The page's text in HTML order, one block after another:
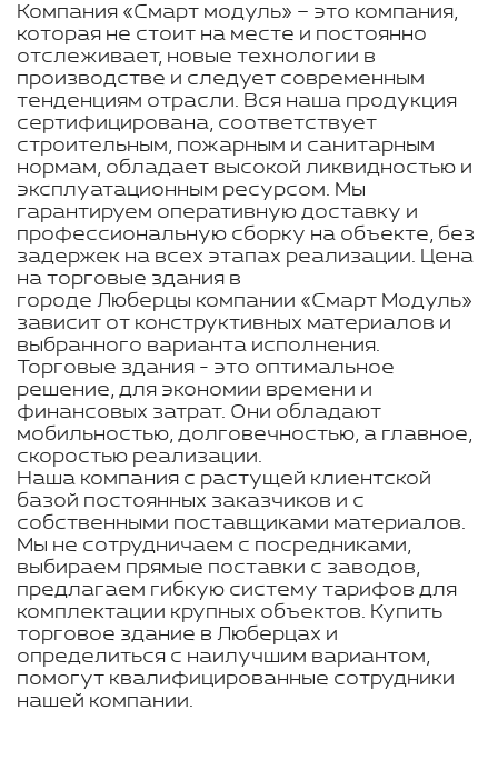
Компания «Смарт модуль» – это компания,
которая не стоит на месте и постоянно
отслеживает, новые технологии в
производстве и следует современным
тенденциям отрасли. Вся наша продукция
сертифицирована, соответствует
строительным, пожарным и санитарным
нормам, обладает высокой ликвидностью и
эксплуатационным ресурсом. Мы
гарантируем оперативную доставку и
профессиональную сборку на объекте, без
задержек на всех этапах реализации. Цена
на торговые здания в
городе Люберцы компании «Смарт Модуль»
зависит от конструктивных материалов и
выбранного варианта исполнения.
Торговые здания - это оптимальное
решение, для экономии времени и
финансовых затрат. Они обладают
мобильностью, долговечностью, а главное,
скоростью реализации.
Наша компания с растущей клиентской
базой постоянных заказчиков и с
собственными поставщиками материалов.
Мы не сотрудничаем с посредниками,
выбираем прямые поставки с заводов,
предлагаем гибкую систему тарифов для
комплектации крупных объектов. Купить
торговое здание в Люберцах и
определиться с наилучшим вариантом,
помогут квалифицированные сотрудники
нашей компании.